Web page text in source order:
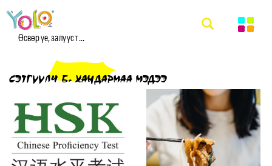
Өсвөр үе, залууст ...
СЭТГҮҮЛЧ Б. ХАНДАРМАА МЭДЭЭ